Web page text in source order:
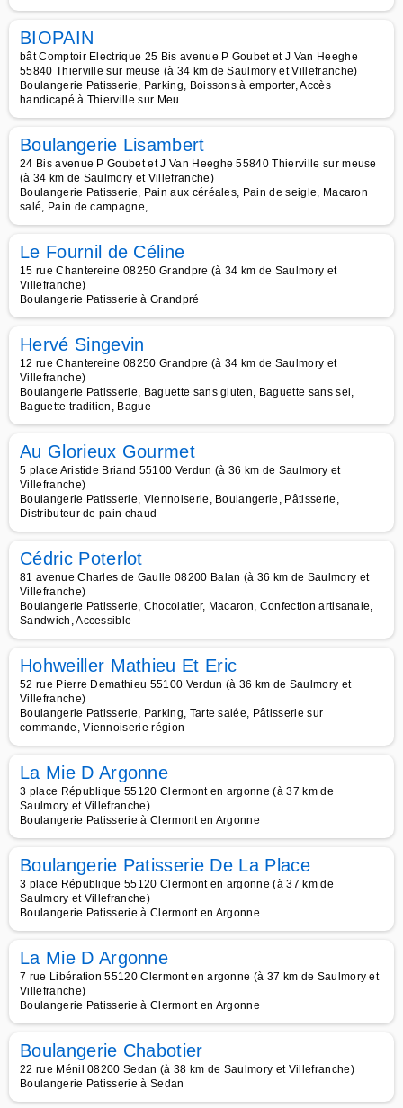
BIOPAIN
bât Comptoir Electrique 25 Bis avenue P Goubet et J Van Heeghe
55840 Thierville sur meuse (à 34 km de Saulmory et Villefranche)
Boulangerie Patisserie, Parking, Boissons à emporter, Accès
handicapé à Thierville sur Meu
Boulangerie Lisambert
24 Bis avenue P Goubet et J Van Heeghe 55840 Thierville sur meuse
(à 34 km de Saulmory et Villefranche)
Boulangerie Patisserie, Pain aux céréales, Pain de seigle, Macaron
salé, Pain de campagne,
Le Fournil de Céline
15 rue Chantereine 08250 Grandpre (à 34 km de Saulmory et
Villefranche)
Boulangerie Patisserie à Grandpré
Hervé Singevin
12 rue Chantereine 08250 Grandpre (à 34 km de Saulmory et
Villefranche)
Boulangerie Patisserie, Baguette sans gluten, Baguette sans sel,
Baguette tradition, Bague
Au Glorieux Gourmet
5 place Aristide Briand 55100 Verdun (à 36 km de Saulmory et
Villefranche)
Boulangerie Patisserie, Viennoiserie, Boulangerie, Pâtisserie,
Distributeur de pain chaud
Cédric Poterlot
81 avenue Charles de Gaulle 08200 Balan (à 36 km de Saulmory et
Villefranche)
Boulangerie Patisserie, Chocolatier, Macaron, Confection artisanale,
Sandwich, Accessible
Hohweiller Mathieu Et Eric
52 rue Pierre Demathieu 55100 Verdun (à 36 km de Saulmory et
Villefranche)
Boulangerie Patisserie, Parking, Tarte salée, Pâtisserie sur
commande, Viennoiserie région
La Mie D Argonne
3 place République 55120 Clermont en argonne (à 37 km de
Saulmory et Villefranche)
Boulangerie Patisserie à Clermont en Argonne
Boulangerie Patisserie De La Place
3 place République 55120 Clermont en argonne (à 37 km de
Saulmory et Villefranche)
Boulangerie Patisserie à Clermont en Argonne
La Mie D Argonne
7 rue Libération 55120 Clermont en argonne (à 37 km de Saulmory et
Villefranche)
Boulangerie Patisserie à Clermont en Argonne
Boulangerie Chabotier
22 rue Ménil 08200 Sedan (à 38 km de Saulmory et Villefranche)
Boulangerie Patisserie à Sedan